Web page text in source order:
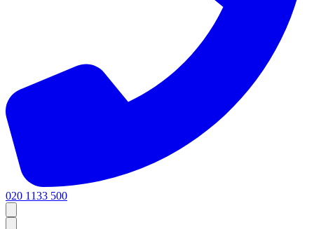
020 1133 500